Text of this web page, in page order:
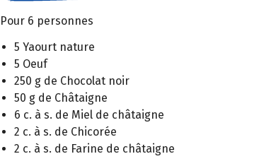
Pour 6 personnes
5 Yaourt nature
5 Oeuf
250 g de Chocolat noir
50 g de Châtaigne
6 c. à s. de Miel de châtaigne
2 c. à s. de Chicorée
2 c. à s. de Farine de châtaigne